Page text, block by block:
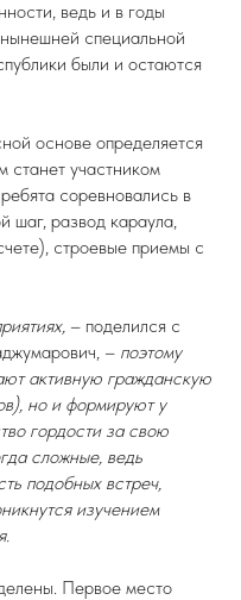
ведь и в годы
специальной
были и остаются
основе определяется
станет участником
соревновались в
шаг, развод караула,
строевые приемы с
– поделился с
– поэтому
активную гражданскую
но и формируют у
гордости за свою
сложные, ведь
подобных встреч,
изучением
Первое место